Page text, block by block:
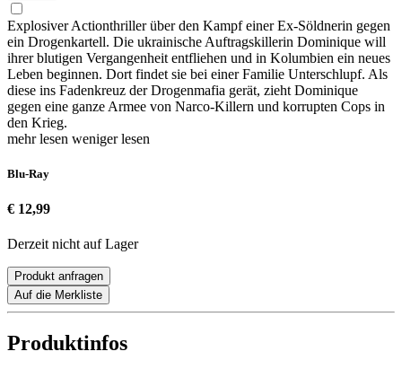
Explosiver Actionthriller über den Kampf einer Ex-Söldnerin gegen
ein Drogenkartell. Die ukrainische Auftragskillerin Dominique will
ihrer blutigen Vergangenheit entfliehen und in Kolumbien ein neues
Leben beginnen. Dort findet sie bei einer Familie Unterschlupf. Als
diese ins Fadenkreuz der Drogenmafia gerät, zieht Dominique
gegen eine ganze Armee von Narco-Killern und korrupten Cops in
den Krieg.
mehr lesen weniger lesen
Blu-Ray
€ 12,99
Derzeit nicht auf Lager
Produkt anfragen
Auf die Merkliste
Produktinfos